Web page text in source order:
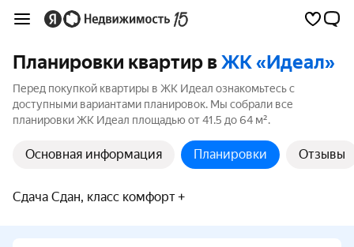
Планировки квартир вЖК «Идеал»
Перед покупкой квартиры в ЖК Идеал ознакомьтесь с
доступными вариантами планировок. Мы собрали все
планировки ЖК Идеал площадью от 41.5 до 64 м².
Основная информация Планировки Отзывы
Сдача Сдан, класс комфорт +